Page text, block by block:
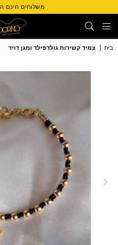
משלוחים חינם החל
Adorno
בית צמיד קשירות גולדפילד ומגן דויד